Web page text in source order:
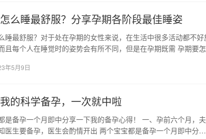
么睡最舒服？分享孕期各阶段最佳睡姿
睡最舒服？对于处在孕期的女性来说，在生活中很多活动都不
且每个人在睡觉时的姿势会有所不同，但是在孕期既需 孕期要
年5月9日
的科学备孕，一次就中啦
是备孕一个月即中分享一下我的备孕心得！ 一、孕前六个月，
医生要备孕，医生会酌情开出 两个宝宝都是备孕一个月即中分…